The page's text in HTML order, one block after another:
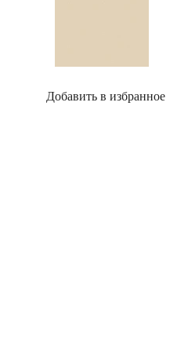
Добавить в избранное